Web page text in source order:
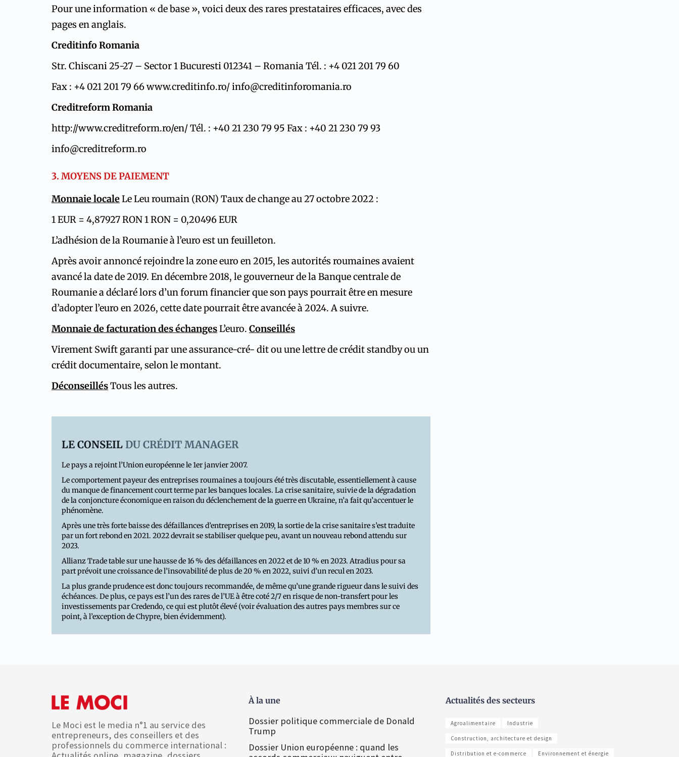
Pour une information « de base », voici deux des rares prestataires efficaces, avec des
pages en anglais.
Creditinfo Romania
Str. Chiscani 25-27 – Sector 1 Bucuresti 012341 – RomaniaTél. : +4 021 201 79 60
Fax : +4 021 201 79 66www.creditinfo.ro/info@creditinforomania.ro
Creditreform Romania
http://www.creditreform.ro/en/Tél. : +40 21 230 79 95 Fax : +40 21 230 79 93
info@creditreform.ro
3. MOYENS DE PAIEMENT
Monnaie localeLe Leu roumain (RON) Taux de change au 27 octobre 2022 :
1 EUR = 4,87927 RON1 RON = 0,20496 EUR
L’adhésion de la Roumanie à l’euro est un feuilleton.
Après avoir annoncé rejoindre la zone euro en 2015, les autorités roumaines avaient
avancé la date de 2019. En décembre 2018, le gouverneur de la Banque centrale de
Roumanie a déclaré lors d’un forum financier que son pays pourrait être en mesure
d’adopter l’euro en 2026, cette date pourrait être avancée à 2024. A suivre.
Monnaie de facturation des échangesL’euro. Conseillés
Virement Swift garanti par une assurance-cré- dit ou une lettre de crédit standby ou un
crédit documentaire, selon le montant.
DéconseillésTous les autres.
LE CONSEIL DU CRÉDIT MANAGER
Le pays a rejoint l’Union européenne le 1er janvier 2007.
Le comportement payeur des entreprises roumaines a toujours été très discutable, essentiellement à cause
du manque de financement court terme par les banques locales. La crise sanitaire, suivie de la dégradation
de la conjoncture économique en raison du déclenchement de la guerre en Ukraine, n’a fait qu’accentuer le
phénomène.
Après une très forte baisse des défaillances d’entreprises en 2019, la sortie de la crise sanitaire s’est traduite
par un fort rebond en 2021. 2022 devrait se stabiliser quelque peu, avant un nouveau rebond attendu sur
2023.
Allianz Trade table sur une hausse de 16 % des défaillances en 2022 et de 10 % en 2023. Atradius pour sa
part prévoit une croissance de l’insovabilité de plus de 20 % en 2022, suivi d’un recul en 2023.
La plus grande prudence est donc toujours recommandée, de même qu’une grande rigueur dans le suivi des
échéances. De plus, ce pays est l’un des rares de l’UE à être coté 2/7 en risque de non-transfert pour les
investissements par Credendo, ce qui est plutôt élevé (voir évaluation des autres pays membres sur ce
point, à l’exception de Chypre, bien évidemment).
Le Moci est le media n°1 au service des
entrepreneurs, des conseillers et des
professionnels du commerce international :
À la une
Dossier politique commerciale de Donald
Trump
Dossier Union européenne : quand les
Actualités des secteurs
Agroalimentaire Industrie
Construction, architecture et design
Distribution et e-commerce Environnement et énergie